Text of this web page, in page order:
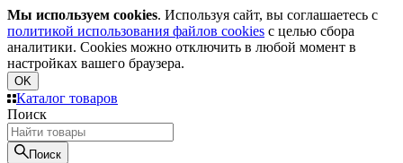
Мы используем cookies. Используя сайт, вы соглашаетесь с
политикой использования файлов cookies с целью сбора
аналитики. Cookies можно отключить в любой момент в
настройках вашего браузера.
OK
Каталог товаров
Поиск
Поиск